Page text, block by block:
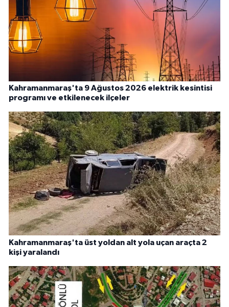
Kahramanmaraş'ta 9 Ağustos 2026 elektrik kesintisi
programı ve etkilenecek ilçeler
Kahramanmaraş'ta üst yoldan alt yola uçan araçta 2
kişi yaralandı